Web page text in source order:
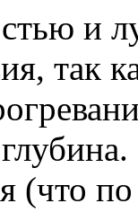
и
так
(что